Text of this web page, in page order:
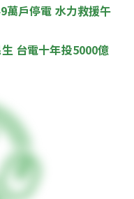
萬戶停電 水力救援午
台電十年投5000億